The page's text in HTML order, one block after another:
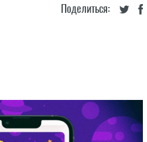
Поделиться: